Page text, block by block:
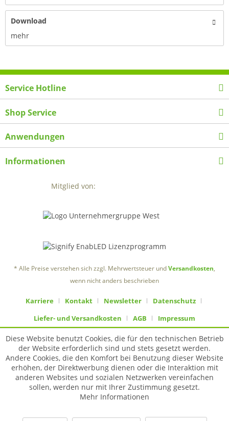
Download
mehr
Service Hotline
Shop Service
Anwendungen
Informationen
Mitglied von:
* Alle Preise verstehen sich zzgl. Mehrwertsteuer undVersandkosten,
wenn nicht anders beschrieben
Karriere Kontakt Newsletter
Datenschutz
Liefer- und Versandkosten
AGB Impressum
Diese Website benutzt Cookies, die für den technischen Betrieb
der Website erforderlich sind und stets gesetzt werden.
Andere Cookies, die den Komfort bei Benutzung dieser Website
erhöhen, der Direktwerbung dienen oder die Interaktion mit
anderen Websites und sozialen Netzwerken vereinfachen
sollen, werden nur mit Ihrer Zustimmung gesetzt.
Mehr Informationen